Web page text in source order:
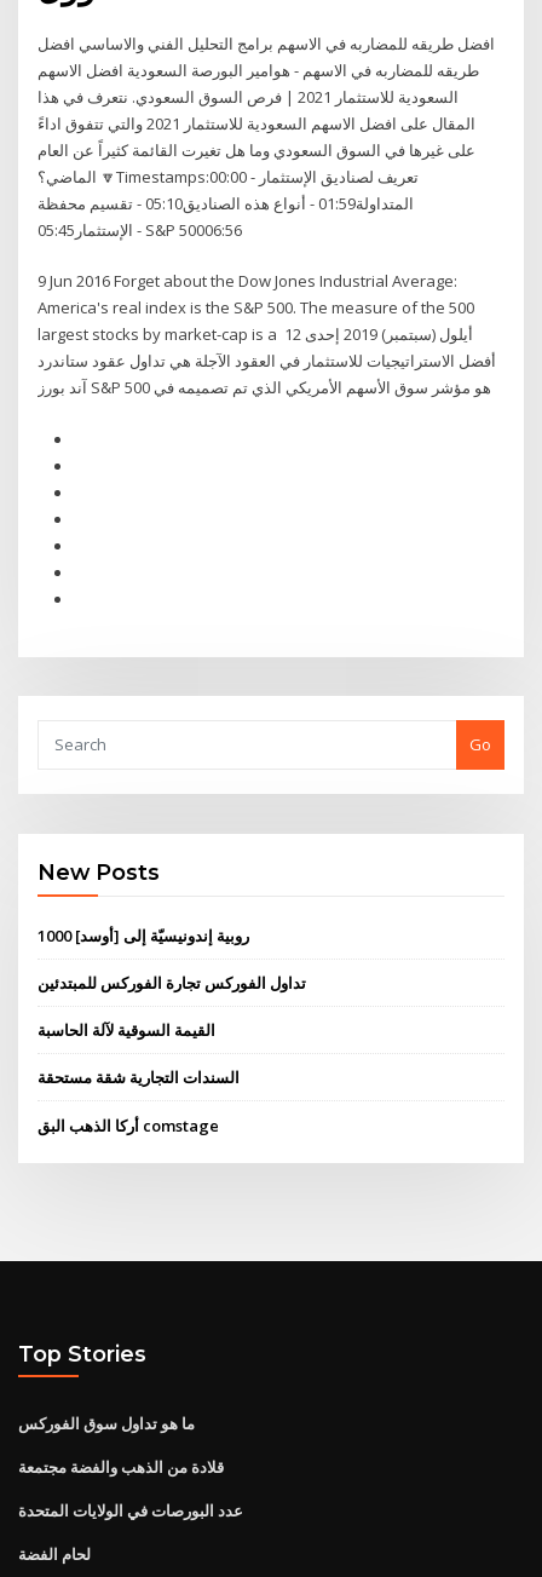
افضل طريقه للمضاربه في الاسهم برامج التحليل الفني والاساسي افضل
طريقه للمضاربه في الاسهم - هوامير البورصة السعودية افضل الاسهم
السعودية للاستثمار 2021 | فرص السوق السعودي. نتعرف في هذا
المقال على افضل الاسهم السعودية للاستثمار 2021 والتي تتفوق اداءً
على غيرها في السوق السعودي وما هل تغيرت القائمة كثيراً عن العام
الماضي؟ 🔽Timestamps:00:00 - تعريف لصناديق الإستثمار
المتداولة01:59 - أنواع هذه الصناديق05:10 - تقسيم محفظة
الإستثمار05:45 - S&P 50006:56
9 Jun 2016 Forget about the Dow Jones Industrial Average:
America's real index is the S&P 500. The measure of the 500
largest stocks by market-cap is a 12 أيلول (سبتمبر) 2019 إحدى
أفضل الاستراتيجيات للاستثمار في العقود الآجلة هي تداول عقود ستاندرد
Go
New Posts
1000 روبية إندونيسيّة إلى [أوسد]
تداول الفوركس تجارة الفوركس للمبتدئين
القيمة السوقية لآلة الحاسبة
السندات التجارية شقة مستحقة
أركا الذهب البق comstage
Top Stories
ما هو تداول سوق الفوركس
قلادة من الذهب والفضة مجتمعة
عدد البورصات في الولايات المتحدة
لحام الفضة